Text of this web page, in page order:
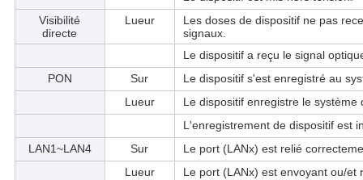
Visibilité
directe
Lueur
Les doses de dispositif ne pas
signaux.
Le dispositif a reçu le signal
PON
Sur
Le dispositif s'est enregistré au
Lueur
Le dispositif enregistre le système
L'enregistrement de dispositif est
LAN1~LAN4
Sur
Le port (LANx) est relié
Lueur
Le port (LANx) est envoyant ou/et